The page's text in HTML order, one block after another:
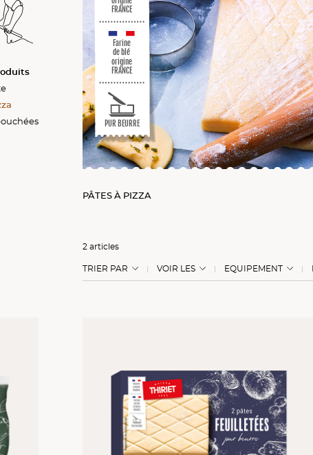
FRANCE
Farine
de blé
origine
FRANCE
PUR BEURRE
PÂTES À PIZZA
2 articles
TRIER PAR VOIR LES EQUIPEMENT